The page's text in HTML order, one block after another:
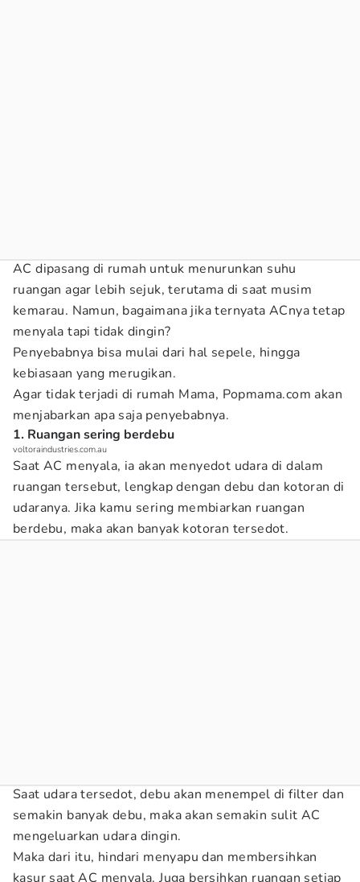
AC dipasang di rumah untuk menurunkan suhu
ruangan agar lebih sejuk, terutama di saat musim
kemarau. Namun, bagaimana jika ternyata ACnya tetap
menyala tapi tidak dingin?
Penyebabnya bisa mulai dari hal sepele, hingga
kebiasaan yang merugikan.
Agar tidak terjadi di rumah Mama, Popmama.com akan
menjabarkan apa saja penyebabnya.
1. Ruangan sering berdebu
voltoraindustries.com.au
Saat AC menyala, ia akan menyedot udara di dalam
ruangan tersebut, lengkap dengan debu dan kotoran di
udaranya. Jika kamu sering membiarkan ruangan
berdebu, maka akan banyak kotoran tersedot.
Saat udara tersedot, debu akan menempel di filter dan
semakin banyak debu, maka akan semakin sulit AC
mengeluarkan udara dingin.
Maka dari itu, hindari menyapu dan membersihkan
kasur saat AC menyala. Juga bersihkan ruangan setiap